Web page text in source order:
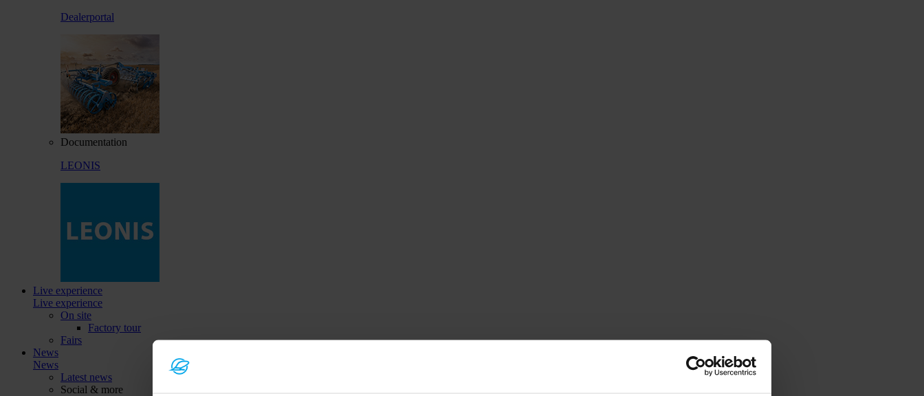
Dealerportal
Documentation
LEONIS
Live experience
Live experience
On site
Factory tour
Fairs
News
News
Latest news
Social & more